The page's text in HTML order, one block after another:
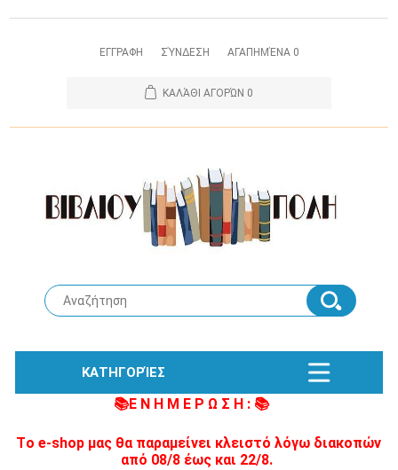
ΕΓΓΡΑΦΗ ΣΎΝΔΕΣΗ ΑΓΑΠΗΜΈΝΑ 0
ΚΑΛΆΘΙ ΑΓΟΡΏΝ 0
ΚΑΤΗΓΟΡΊΕΣ
📚Ε Ν Η Μ Ε Ρ Ω Σ Η : 📚
Tο e-shop μας θα παραμείνει κλειστό λόγω διακοπών
από 08/8 έως και 22/8.